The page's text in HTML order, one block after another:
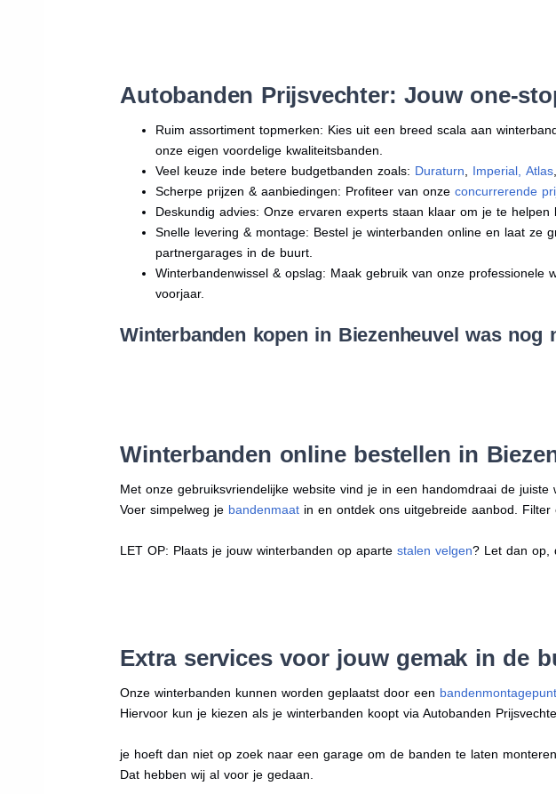
Autobanden Prijsvechter: Jouw one-
Ruim assortiment topmerken: Kies uit een breed scala aan
onze eigen voordelige kwaliteitsbanden.
Veel keuze inde betere budgetbanden zoals: Duraturn Imperial Atlas
Scherpe prijzen & aanbiedingen: Profiteer van onzeconcurrerende
Deskundig advies: Onze ervaren experts staan klaar om je te
Snelle levering & montage: Bestel je winterbanden online en laat
partnergarages in de buurt.
Winterbandenwissel & opslag: Maak gebruik van onze
voorjaar.
Winterbanden kopen in Biezenheuvel was nog
Winterbanden online bestellen in
Met onze gebruiksvriendelijke website vind je in een handomdraai de juiste
Voer simpelweg je bandenmaat in en ontdek ons uitgebreide aanbod.
LET OP: Plaats je jouw winterbanden op apartestalen velgen? Let dan op,
Extra services voor jouw gemak in de
Onze winterbanden kunnen worden geplaatst door een
Hiervoor kun je kiezen als je winterbanden koopt via Autobanden
je hoeft dan niet op zoek naar een garage om de banden te laten monteren.
Dat hebben wij al voor je gedaan.